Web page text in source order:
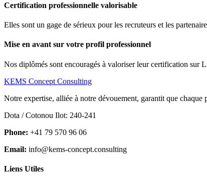
Certification professionnelle valorisable
Elles sont un gage de sérieux pour les recruteurs et les
Mise en avant sur votre profil professionnel
Nos diplômés sont encouragés à valoriser leur certification
KEMS Concept Consulting
Notre expertise, alliée à notre dévouement, garantit que
Dota / Cotonou Ilot: 240-241
Phone: +41 79 570 96 06
Email: info@kems-concept.consulting
Liens Utiles